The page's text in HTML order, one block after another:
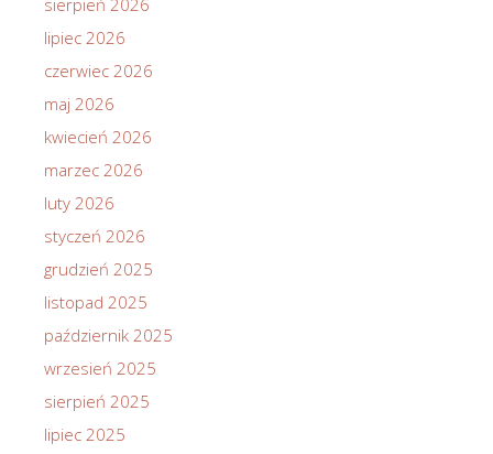
lipiec 2026
czerwiec 2026
maj 2026
kwiecień 2026
marzec 2026
luty 2026
styczeń 2026
grudzień 2025
listopad 2025
październik 2025
wrzesień 2025
sierpień 2025
lipiec 2025